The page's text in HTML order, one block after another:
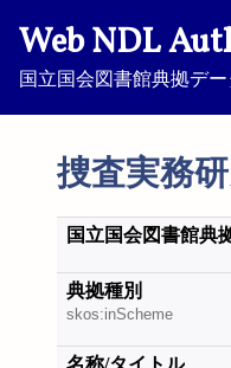
Web NDL
国立国会図書館典拠デ
捜査実務
国立国会図書館典
典拠種別
skos:inScheme
名称/タイトル